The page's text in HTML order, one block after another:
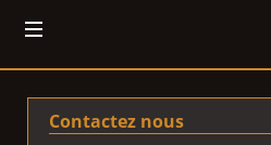
Contactez nous